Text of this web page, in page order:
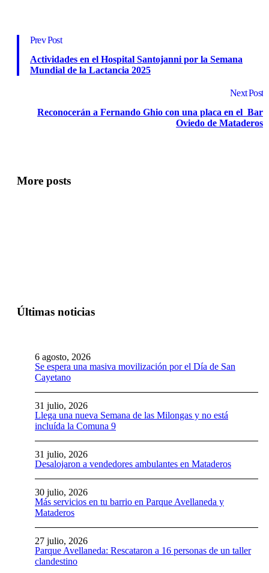
Prev Post
Actividades en el Hospital Santojanni por la Semana
Mundial de la Lactancia 2025
Next Post
Reconocerán a Fernando Ghio con una placa en el Bar
Oviedo de Mataderos
More posts
Últimas noticias
Se espera una masiva movilización por el Día de San
Cayetano
6 agosto, 2026
Llega una nueva Semana de las Milongas y no está
incluída la Comuna 9
31 julio, 2026
Desalojaron a vendedores ambulantes en Mataderos
31 julio, 2026
Más servicios en tu barrio en Parque Avellaneda y
Mataderos
30 julio, 2026
Parque Avellaneda: Rescataron a 16 personas de un taller
clandestino
27 julio, 2026